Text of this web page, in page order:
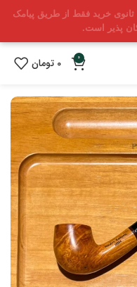
خرید فقط از طریق پیامک
0
0 تومان